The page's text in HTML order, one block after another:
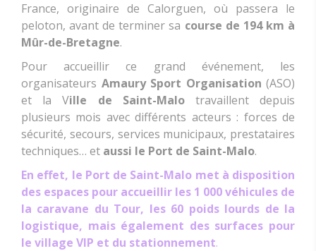
France, originaire de Calorguen, où passera le
peloton, avant de terminer sa course de 194 km à
Mûr-de-Bretagne.
Pour accueillir ce grand événement, les
organisateurs Amaury Sport Organisation (ASO)
et la Ville de Saint-Malotravaillent depuis
plusieurs mois avec différents acteurs : forces de
sécurité, secours, services municipaux, prestataires
techniques… et aussi le Port de Saint-Malo.
En effet, le Port de Saint-Malo met à disposition
des espaces pour accueillir les 1 000 véhicules de
la caravane du Tour, les 60 poids lourds de la
logistique, mais également des surfaces pour
le village VIP et du stationnement.